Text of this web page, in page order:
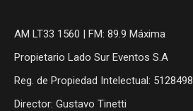
AM LT33 1560 | FM: 89.9 Máxima
Propietario Lado Sur Eventos S.A
Reg. de Propiedad Intelectual: 5128498
Director: Gustavo Tinetti